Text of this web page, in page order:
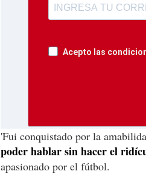
Acepto las
'Fui conquistado por la
poder hablar sin hacer el
apasionado por el fútbol.